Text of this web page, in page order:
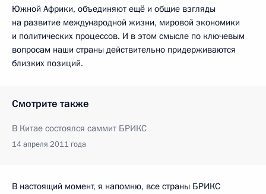
Южной Африки, объединяют ещё и общие взгляды
на развитие международной жизни, мировой экономики
и политических процессов. И в этом смысле по ключевым
вопросам наши страны действительно придерживаются
близких позиций.
Смотрите также
В Китае состоялся саммит БРИКС
14 апреля 2011 года
В настоящий момент, я напомню, все страны БРИКС